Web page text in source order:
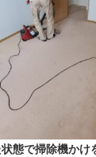
態で掃除機か